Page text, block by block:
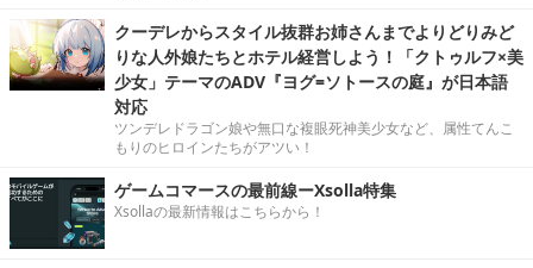
クーデレからスタイル抜群お姉さんまでよりどりみど
りな人外娘たちとホテル経営しよう！「クトゥルフ×美
少女」テーマのADV『ヨグ=ソトースの庭』が日本語
対応
ツンデレドラゴン娘や無口な複眼死神美少女など、属性てんこ
もりのヒロインたちがアツい！
ゲームコマースの最前線ーXsolla特集
Xsollaの最新情報はこちらから！